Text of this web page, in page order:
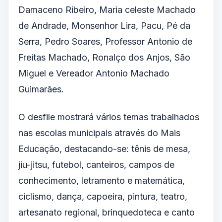
Damaceno Ribeiro, Maria celeste Machado
de Andrade, Monsenhor Lira, Pacu, Pé da
Serra, Pedro Soares, Professor Antonio de
Freitas Machado, Ronalço dos Anjos, São
Miguel e Vereador Antonio Machado
Guimarães.
O desfile mostrará vários temas trabalhados
nas escolas municipais através do Mais
Educação, destacando-se: tênis de mesa,
jiu-jitsu, futebol, canteiros, campos de
conhecimento, letramento e matemática,
ciclismo, dança, capoeira, pintura, teatro,
artesanato regional, brinquedoteca e canto